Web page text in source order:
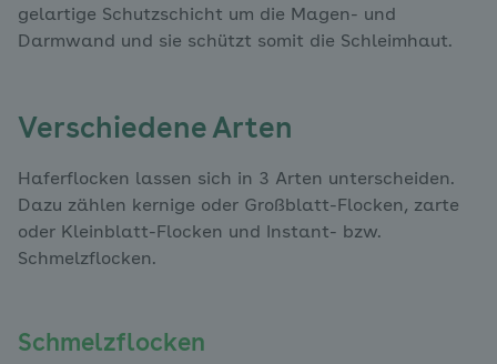
gelartige Schutzschicht um die Magen- und
Darmwand und sie schützt somit die Schleimhaut.
Verschiedene Arten
Haferflocken lassen sich in 3 Arten unterscheiden.
Dazu zählen kernige oder Großblatt-Flocken, zarte
oder Kleinblatt-Flocken und Instant- bzw.
Schmelzflocken.
Schmelzflocken